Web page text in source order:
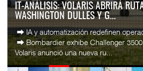
IT-ANÁLISIS: VOLARIS ABRIRÁ
WASHINGTON DULLES Y G...
⮕ IA y automatización redefinen
⮕ Bombardier exhibe Challenger
Volaris anunció una nueva ru...